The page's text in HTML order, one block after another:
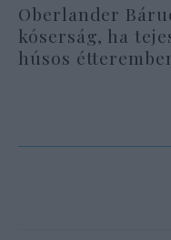
Oberlander
kóserság, ha
húsos